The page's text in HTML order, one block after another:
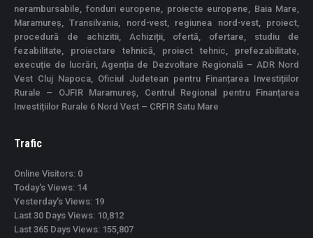
nerambursabile, fonduri europene, proiecte europene, Baia Mare,
Maramureș, Transilvania, nord-vest, regiunea nord-vest, proiect,
procedură de achizitii, Achiziții, ofertă, ofertare, studiu de
fezabilitate, proiectare tehnică, proiect tehnic, prefezabilitate,
execuție de lucrări, Agenția de Dezvoltare Regională – ADR Nord
Vest Cluj Napoca, Oficiul Judetean pentru Finanțarea Investițiilor
Rurale – OJFIR Maramureș, Centrul Regional pentru Finanțarea
Investițiilor Rurale 6 Nord Vest – CRFIR Satu Mare
Trafic
Online Visitors: 0
Today's Views: 14
Yesterday's Views: 19
Last 30 Days Views: 10,812
Last 365 Days Views: 155,807